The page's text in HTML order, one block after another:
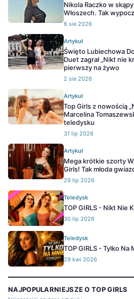
Nikola Raczko w
Włoszech. Tak
6 sie 2026
Artykuł
Święto Lubiechowa
Duet zagrał „Nikt nie
pierwszy na żywo
2 sie 2026
Artykuł
Top Girls z nowością
Marcelina
teledysku
31 lip 2026
Artykuł
Mega krótkie szorty
Girls! Tak młoda
29 lip 2026
Teledysk
TOP GIRLS - Nikt Nie
30 lip 2026
Teledysk
TOP GIRLS - Tylko Na
29 kwi 2026
NAJPOPULARNIEJSZE O TOP GIRLS